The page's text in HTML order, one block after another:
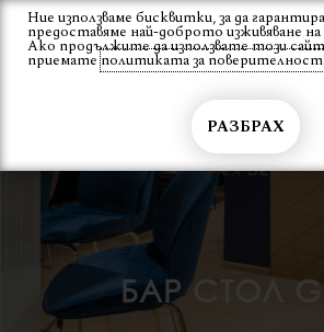
Skip
content
Вход
БАР СТОЛ
Ние използваме бисквитки, за да
предоставяме най-доброто изживяване
Ако продължите да използвате този
приематеполитиката за
РАЗБРАХ